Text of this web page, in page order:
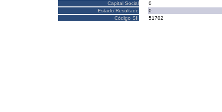
Capital Social
0
Estado Resultado
0
Código SII
51702